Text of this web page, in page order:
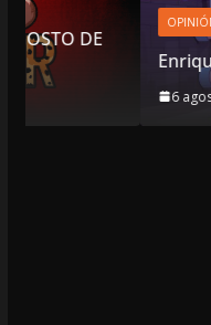
Enriquecimiento
6 agosto, 2026